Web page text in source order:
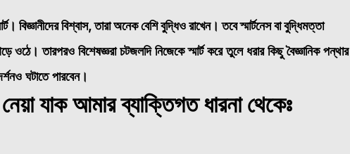
বিজ্ঞানীদের বিশ্বাস, তারা অনেক বেশি বুদ্ধিও রাখেন। তবে স্মার্টনেস বা বুদ্ধিমত্তা
ওঠে। তারপরও বিশেষজ্ঞরা চটজলদি নিজেকে স্মার্ট করে তুলে ধরার কিছু বৈজ্ঞানিক পন্থার
ঘটাতে পারবেন।
যাক আমার ব্যাক্তিগত ধারনা থেকেঃ